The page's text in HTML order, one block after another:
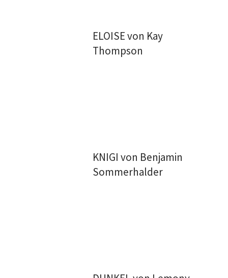
ELOISE von Kay
Thompson
KNIGI von Benjamin
Sommerhalder